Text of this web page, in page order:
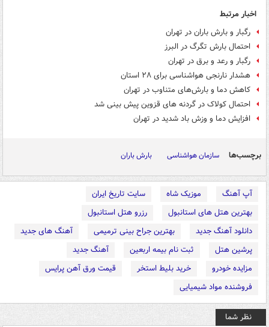
اخبار مرتبط
رگبار و بارش باران در تهران
احتمال بارش تگرگ در البرز
رگبار و رعد و برق در تهران
هشدار نارنجی هواشناسی برای ۲۸ استان
کاهش دما و بارش‌های متناوب در تهران
احتمال کولاک در گردنه های قزوین پیش بینی شد
افزایش دما و وزش باد شدید در تهران
برچسب‌ها سازمان هواشناسی بارش باران
آپ آهنگ موزیک شاه
سایت تاریخ ایران
بهترین هتل های استانبول
رزرو هتل استانبول
دانلود آهنگ جدید
بهترین جراح بینی ترمیمی
آهنگ های جدید
پرشین هتل
ثبت نام بیمه اربعین
آهنگ جدید
مزایده خودرو
خرید بلیط استخر
قیمت ورق آهن پرایس
فروشنده مواد شیمیایی
نظر شما